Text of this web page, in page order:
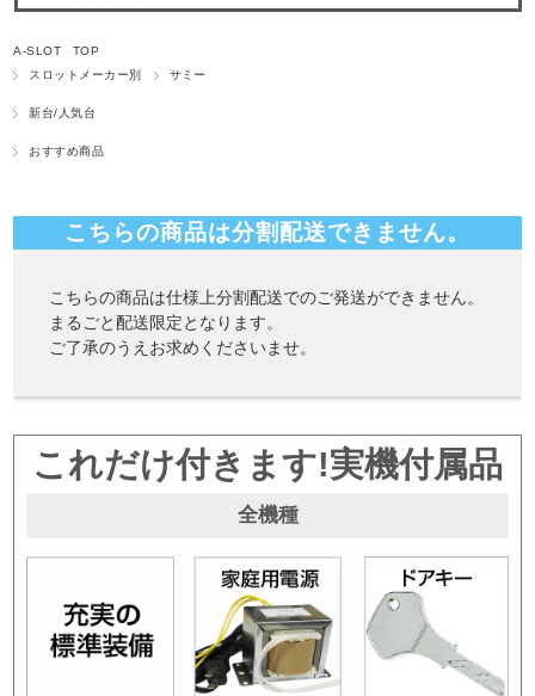
A-SLOT TOP
スロットメーカー別
サミー
新台/人気台
おすすめ商品
こちらの商品は分割配送できません。
こちらの商品は仕様上分割配送でのご発送ができません。
まるごと配送限定となります。
ご了承のうえお求めくださいませ。
これだけ付きます!実機付属品
全機種